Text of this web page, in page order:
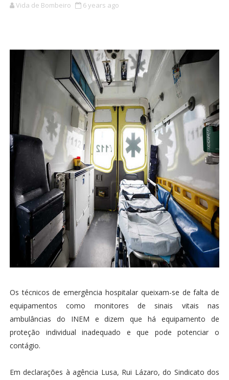
Vida de Bombeiro 6 years ago
Os técnicos de emergência hospitalar queixam-se de falta de
equipamentos como monitores de sinais vitais nas
ambulâncias do INEM e dizem que há equipamento de
proteção individual inadequado e que pode potenciar o
contágio.
Em declarações à agência Lusa, Rui Lázaro, do Sindicato dos